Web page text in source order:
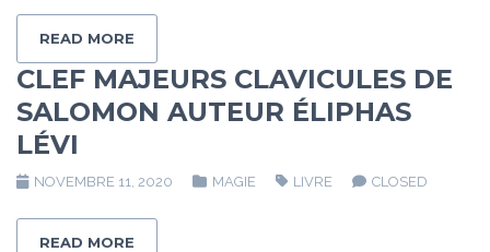
READ MORE
CLEF MAJEURS CLAVICULES DE
SALOMON AUTEUR ÉLIPHAS
LÉVI
NOVEMBRE 11, 2020 MAGIE LIVRE CLOSED
READ MORE